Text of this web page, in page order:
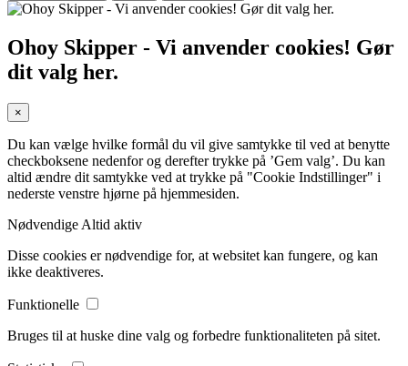
Ohoy Skipper - Vi anvender cookies! Gør
dit valg her.
×
Du kan vælge hvilke formål du vil give samtykke til ved at benytte
checkboksene nedenfor og derefter trykke på ’Gem valg’. Du kan
altid ændre dit samtykke ved at trykke på "Cookie Indstillinger" i
nederste venstre hjørne på hjemmesiden.
Nødvendige Altid aktiv
Disse cookies er nødvendige for, at websitet kan fungere, og kan
ikke deaktiveres.
Funktionelle
Bruges til at huske dine valg og forbedre funktionaliteten på sitet.